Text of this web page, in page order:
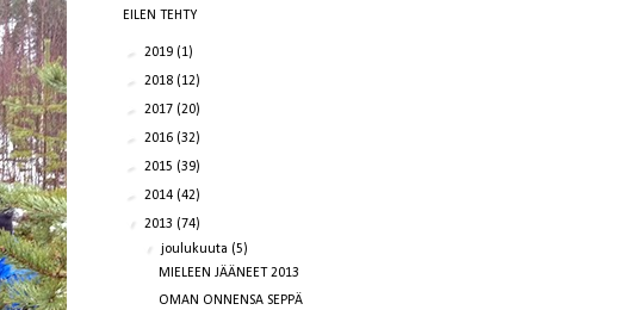
EILEN TEHTY
► 2019 (1)
► 2018 (12)
► 2017 (20)
► 2016 (32)
► 2015 (39)
► 2014 (42)
▼ 2013 (74)
▼joulukuuta (5)
MIELEEN JÄÄNEET 2013
OMAN ONNENSA SEPPÄ